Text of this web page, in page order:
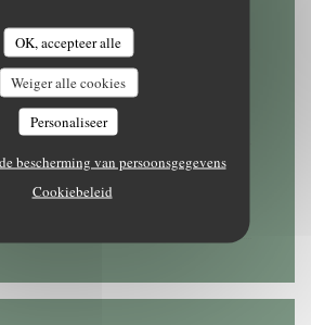
OK, accepteer alle
Weiger alle cookies
Personaliseer
bescherming van persoonsgegevens
Cookiebeleid
Zaterdag
11:30 - 22:30
Zondag
11:30 - 22:30